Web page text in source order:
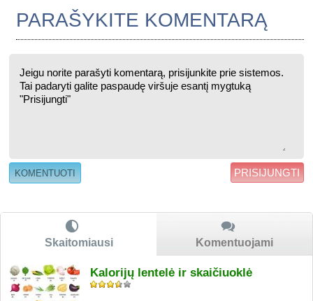
PARAŠYKITE KOMENTARĄ
PRISIJUNGTI
Skaitomiausi Komentuojami
Kalorijų lentelė ir skaičiuoklė